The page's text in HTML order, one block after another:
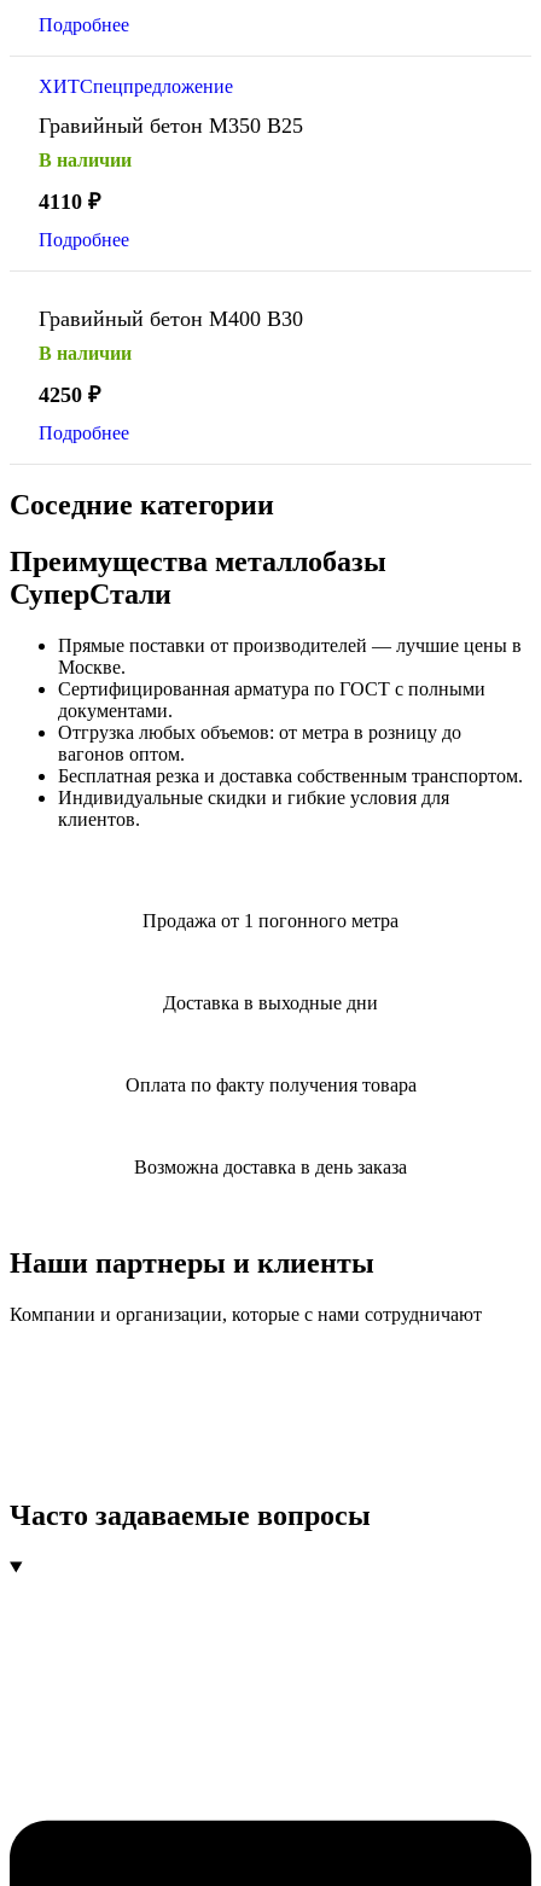
Подробнее
ХИТСпецпредложение
Гравийный бетон М350 В25
В наличии
4110 ₽
Подробнее
Гравийный бетон М400 В30
В наличии
4250 ₽
Подробнее
Соседние категории
Преимущества металлобазы
СуперСтали
Прямые поставки от производителей — лучшие цены в
Москве.
Сертифицированная арматура по ГОСТ с полными
документами.
Отгрузка любых объемов: от метра в розницу до
вагонов оптом.
Бесплатная резка и доставка собственным транспортом.
Индивидуальные скидки и гибкие условия для
клиентов.
Продажа от 1 погонного метра
Доставка в выходные дни
Оплата по факту получения товара
Возможна доставка в день заказа
Наши партнеры и клиенты
Компании и организации, которые с нами сотрудничают
Часто задаваемые вопросы